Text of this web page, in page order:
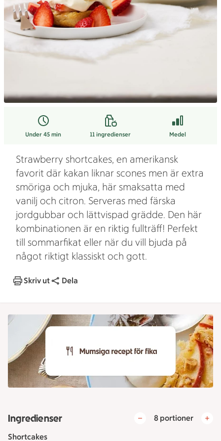
Under 45 min 11ingredienser Medel
Strawberry shortcakes, en amerikansk
favorit där kakan liknar scones men är extra
smöriga och mjuka, här smaksatta med
vanilj och citron. Serveras med färska
jordgubbar och lättvispad grädde. Den här
kombinationen är en riktig fullträff! Perfekt
till sommarfikat eller när du vill bjuda på
något riktigt klassiskt och gott.
Skriv ut Dela
Ingredienser
8 portioner
Shortcakes